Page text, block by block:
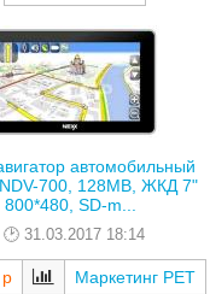
автомобильный
700, 128MB, ЖКД 7"
800*480, SD-m...
31.03.2017 18:14
Маркетинг РЕТ